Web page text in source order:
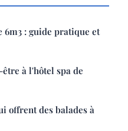
6m3 : guide pratique et
à l'hôtel spa de
offrent des balades à